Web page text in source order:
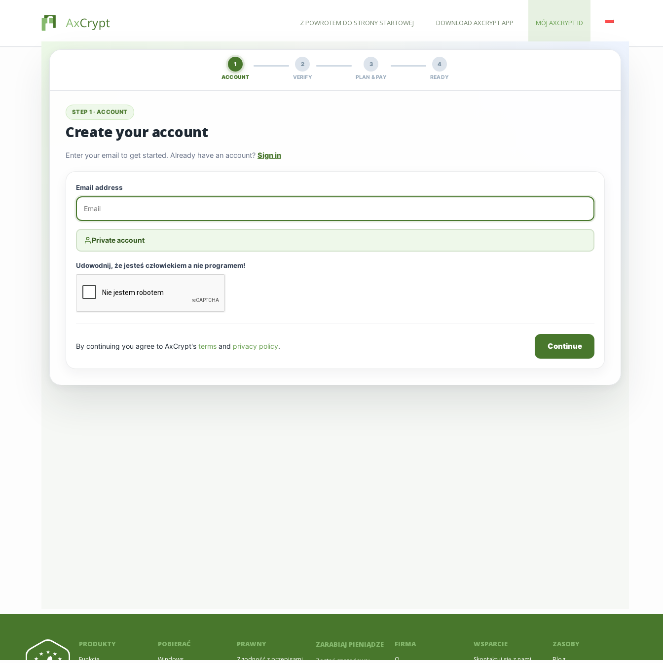
Z POWROTEM DO STRONY STARTOWEJ DOWNLOAD AXCRYPT APP MÓJ AXCRYPT ID
1
ACCOUNT
2
VERIFY
3
PLAN & PAY
4
READY
STEP 1 · ACCOUNT
Create your account
Enter your email to get started. Already have an account? Sign in
Email address
Private account
Udowodnij, że jesteś człowiekiem a nie programem!
By continuing you agree to AxCrypt's terms and privacy policy. Continue
PRODUKTY
Funkcje
POBIERAĆ
Windows
PRAWNY
Zgodność z przepisami
ZARABIAJ PIENIĄDZE
Zostań sprzedawcą
FIRMA
O
WSPARCIE
Skontaktuj się z nami
ZASOBY
Blog